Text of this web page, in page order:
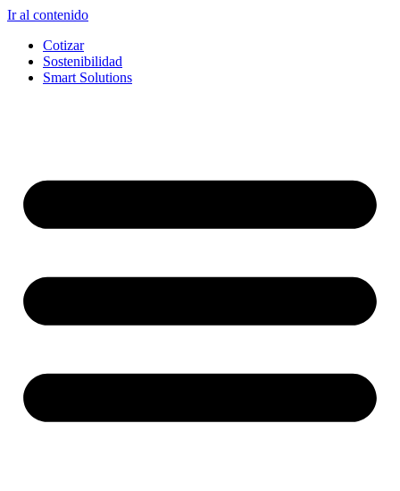
Ir al contenido
Cotizar
Sostenibilidad
Smart Solutions